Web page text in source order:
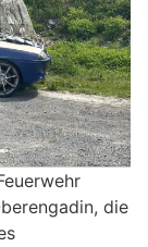
die